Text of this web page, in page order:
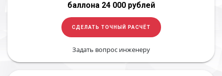
баллона 24 000 рублей
СДЕЛАТЬ ТОЧНЫЙ РАСЧЁТ
Задать вопрос инженеру